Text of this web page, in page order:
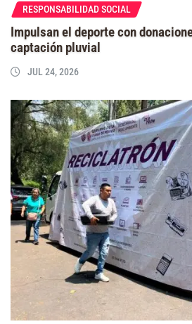
RESPONSABILIDAD SOCIAL
Impulsan el deporte con
captación pluvial
JUL 24, 2026